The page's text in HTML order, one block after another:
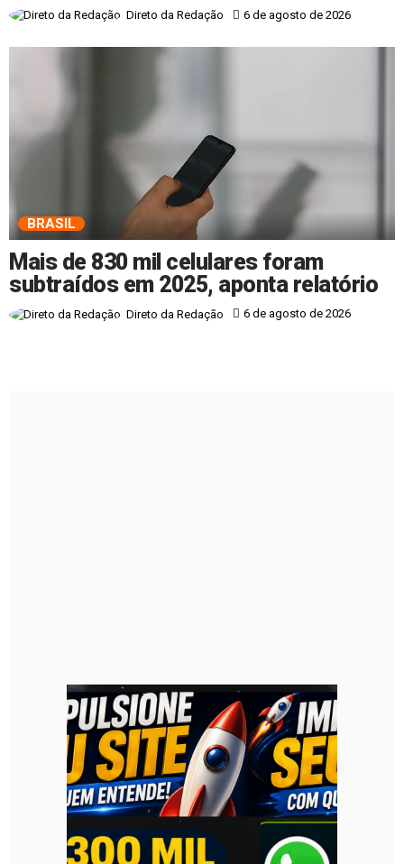
Direto da Redação 6 de agosto de 2026
BRASIL
Mais de 830 mil celulares foram
subtraídos em 2025, aponta relatório
Direto da Redação 6 de agosto de 2026